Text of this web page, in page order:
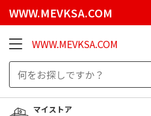
WWW.MEVKSA.COM
WWW.MEVKSA.COM
マイストア